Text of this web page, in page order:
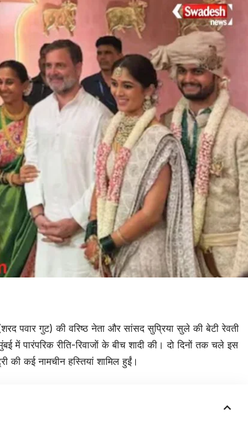
पवार गुट) की वरिष्ठ नेता और सांसद सुप्रिया सुले की बेटी रेवती
पारंपरिक रीति-रिवाजों के बीच शादी की। दो दिनों तक चले इस
की कई नामचीन हस्तियां शामिल हुईं।